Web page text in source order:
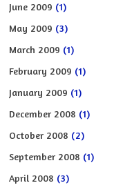
June 2009 (1)
May 2009 (3)
March 2009 (1)
February 2009 (1)
January 2009 (1)
December 2008 (1)
October 2008 (2)
September 2008 (1)
April 2008 (3)